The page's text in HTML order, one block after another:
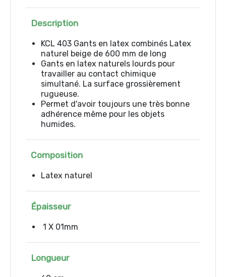
Description
KCL 403 Gants en latex combinés Latex
naturel beige de 600 mm de long
Gants en latex naturels lourds pour
travailler au contact chimique
simultané. La surface grossièrement
rugueuse.
Permet d'avoir toujours une très bonne
adhérence même pour les objets
humides.
Composition
Latex naturel
Épaisseur
1 X 01mm
Longueur